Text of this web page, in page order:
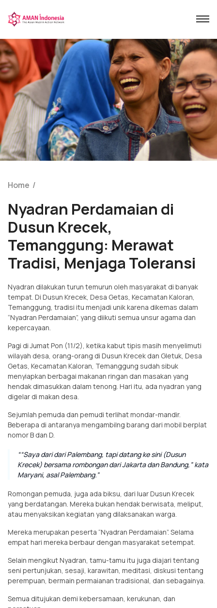
Home /
Nyadran Perdamaian di
Dusun Krecek,
Temanggung: Merawat
Tradisi, Menjaga Toleransi
Nyadran dilakukan turun temurun oleh masyarakat di banyak
tempat. Di Dusun Krecek, Desa Getas, Kecamatan Kaloran,
Temanggung, tradisi itu menjadi unik karena dikemas dalam
“Nyadran Perdamaian”, yang diikuti semua unsur agama dan
kepercayaan.
Pagi di Jumat Pon (11/2), ketika kabut tipis masih menyelimuti
wilayah desa, orang-orang di Dusun Krecek dan Gletuk, Desa
Getas, Kecamatan Kaloran, Temanggung sudah sibuk
menyiapkan berbagai makanan ringan dan masakan yang
hendak dimasukkan dalam tenong. Hari itu, ada nyadran yang
digelar di makan desa.
Sejumlah pemuda dan pemudi terlihat mondar-mandir.
Beberapa di antaranya mengambilng barang dari mobil berplat
nomor B dan D.
“Saya dari dari Palembang, tapi datang ke sini (Dusun
Krecek) bersama rombongan dari Jakarta dan Bandung,” kata
Maryani, asal Palembang.
Romongan pemuda, juga ada biksu, dari luar Dusun Krecek
yang berdatangan. Mereka bukan hendak berwisata, meliput,
atau menyaksikan kegiatan yang dilaksanakan warga.
Mereka merupakan peserta “Nyadran Perdamaian”. Selama
empat hari mereka berbaur dengan masyarakat setempat.
Selain mengikut Nyadran, tamu-tamu itu juga diajari tentang
seni pertunjukan, sesaji, karawitan, meditasi, diskusi tentang
perempuan, bermain permaianan tradisional, dan sebagainya.
Semua ditujukan demi kebersamaan, kerukunan, dan